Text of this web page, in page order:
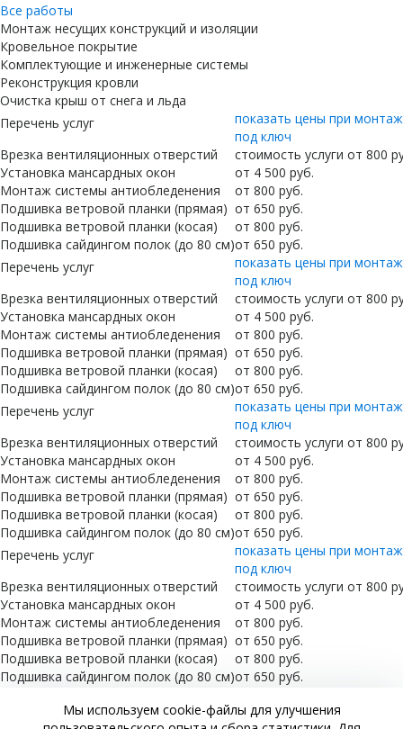
Все работы
Монтаж несущих конструкций и изоляции
Кровельное покрытие
Комплектующие и инженерные системы
Реконструкция кровли
Очистка крыш от снега и льда
Перечень услуг
показать цены при
под ключ
Врезка вентиляционных отверстий
стоимость услуги от 800
Установка мансардных окон
от 4 500 руб.
Монтаж системы антиобледенения
от 800 руб.
Подшивка ветровой планки (прямая) от 650 руб.
Подшивка ветровой планки (косая)
от 800 руб.
Подшивка сайдингом полок (до 80 см)от 650 руб.
Перечень услуг
показать цены при
под ключ
Врезка вентиляционных отверстий
стоимость услуги от 800
Установка мансардных окон
от 4 500 руб.
Монтаж системы антиобледенения
от 800 руб.
Подшивка ветровой планки (прямая) от 650 руб.
Подшивка ветровой планки (косая)
от 800 руб.
Подшивка сайдингом полок (до 80 см)от 650 руб.
Перечень услуг
показать цены при
под ключ
Врезка вентиляционных отверстий
стоимость услуги от 800
Установка мансардных окон
от 4 500 руб.
Монтаж системы антиобледенения
от 800 руб.
Подшивка ветровой планки (прямая) от 650 руб.
Подшивка ветровой планки (косая)
от 800 руб.
Подшивка сайдингом полок (до 80 см)от 650 руб.
Перечень услуг
показать цены при
под ключ
Врезка вентиляционных отверстий
стоимость услуги от 800
Установка мансардных окон
от 4 500 руб.
Монтаж системы антиобледенения
от 800 руб.
Подшивка ветровой планки (прямая) от 650 руб.
Подшивка ветровой планки (косая)
от 800 руб.
Подшивка сайдингом полок (до 80 см)от 650 руб.
под ключ
Мы используем cookie-файлы для улучшения